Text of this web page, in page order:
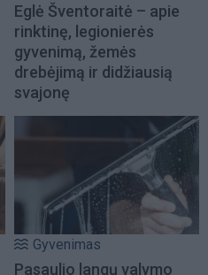
Eglė Šventoraitė – apie
rinktinę, legionierės
gyvenimą, žemės
drebėjimą ir didžiausią
svajonę
Gyvenimas
Pasaulio langų valymo